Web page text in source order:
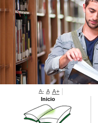
A- A A+
Inicio